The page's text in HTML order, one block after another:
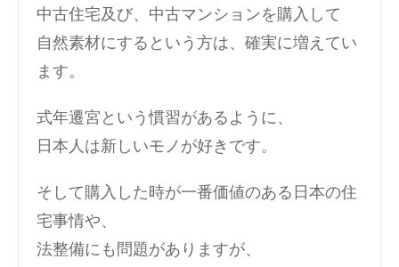
中古住宅及び、中古マンションを購入して
自然素材にするという方は、確実に増えてい
ます。
式年遷宮という慣習があるように、
日本人は新しいモノが好きです。
そして購入した時が一番価値のある日本の住
宅事情や、
法整備にも問題がありますが、